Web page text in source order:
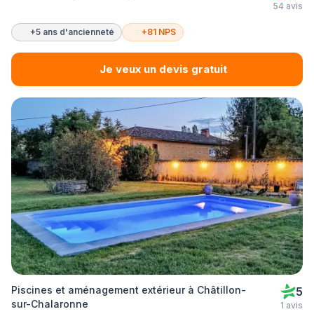
54 avis
+5 ans d'ancienneté +81 NPS
Je veux un devis gratuit
Piscines et aménagement extérieur à Châtillon-
sur-Chalaronne
5
1 avis